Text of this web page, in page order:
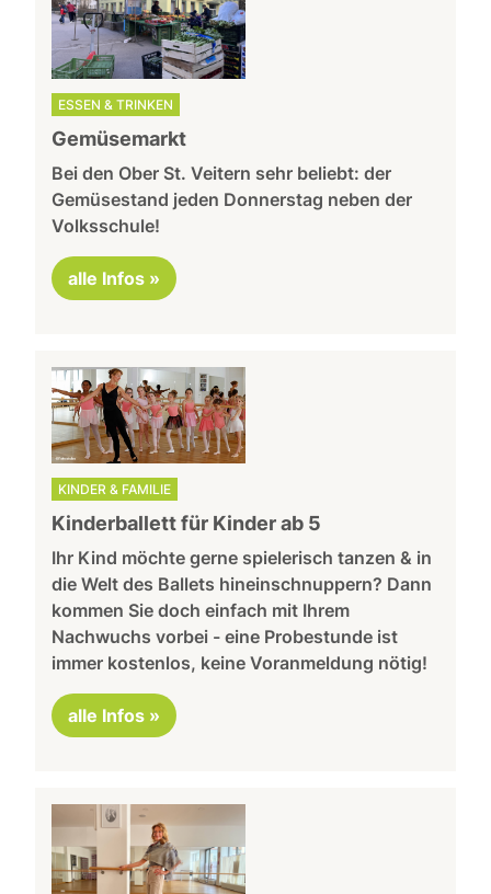
ESSEN & TRINKEN
Gemüsemarkt
Bei den Ober St. Veitern sehr beliebt: der
Gemüsestand jeden Donnerstag neben der
Volksschule!
alle Infos »
KINDER & FAMILIE
Kinderballett für Kinder ab 5
Ihr Kind möchte gerne spielerisch tanzen & in
die Welt des Ballets hineinschnuppern? Dann
kommen Sie doch einfach mit Ihrem
Nachwuchs vorbei - eine Probestunde ist
immer kostenlos, keine Voranmeldung nötig!
alle Infos »